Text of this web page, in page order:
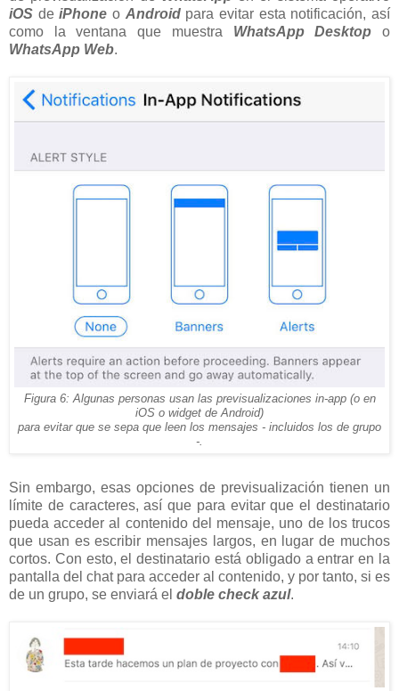
iOS deiPhone o Androidpara evitar esta notificación, así
como la ventana que muestra WhatsApp Desktop o
WhatsApp Web.
Figura 6: Algunas personas usan las previsualizaciones in-app (o en
iOS o widget de Android)
para evitar que se sepa que leen los mensajes - incluidos los de grupo
-.
Sin embargo, esas opciones de previsualización tienen un
límite de caracteres, así que para evitar que el destinatario
pueda acceder al contenido del mensaje, uno de los trucos
que usan es escribir mensajes largos, en lugar de muchos
cortos. Con esto, el destinatario está obligado a entrar en la
pantalla del chat para acceder al contenido, y por tanto, si es
de un grupo, se enviará el doble check azul.